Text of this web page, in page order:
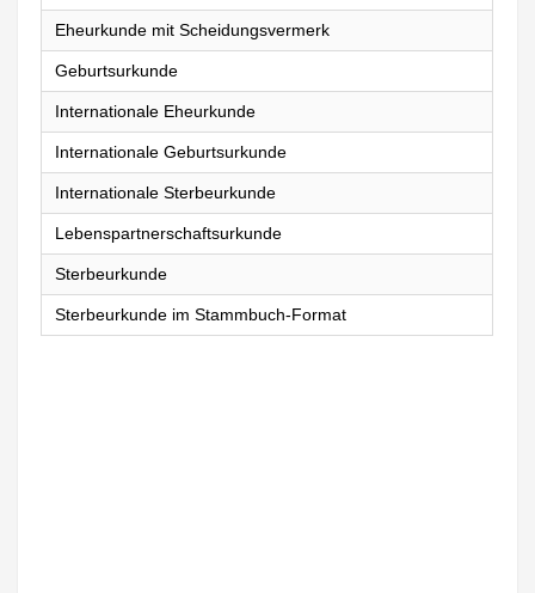
Eheurkunde mit Scheidungsvermerk
Geburtsurkunde
Internationale Eheurkunde
Internationale Geburtsurkunde
Internationale Sterbeurkunde
Lebenspartnerschaftsurkunde
Sterbeurkunde
Sterbeurkunde im Stammbuch-Format